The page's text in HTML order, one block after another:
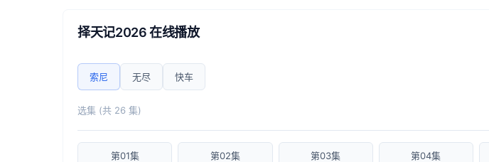
择天记2026 在线播放
索尼 无尽 快车
选集 (共 26 集)
第01集 第02集 第03集 第04集